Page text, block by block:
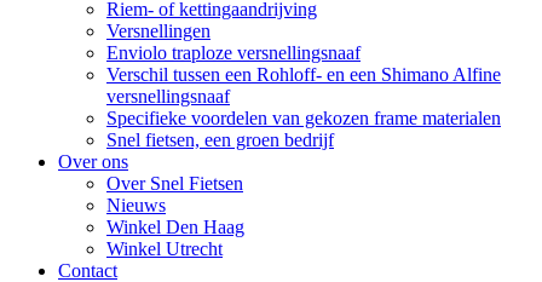
Riem- of kettingaandrijving
Versnellingen
Enviolo traploze versnellingsnaaf
Verschil tussen een Rohloff- en een Shimano Alfine
versnellingsnaaf
Specifieke voordelen van gekozen frame materialen
Snel fietsen, een groen bedrijf
Over ons
Over Snel Fietsen
Nieuws
Winkel Den Haag
Winkel Utrecht
Contact